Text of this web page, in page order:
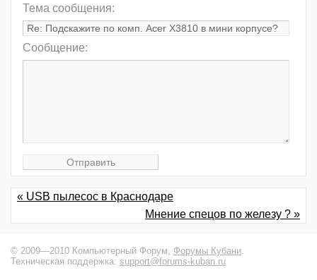
Тема сообщения:
Сообщение:
« USB пылесос в Краснодаре
Мнение спецов по железу ? »
© 2009—2010 Компьютерный Форум, Форумы Кубани
Техническая поддержка: support@forums-kuban.ru